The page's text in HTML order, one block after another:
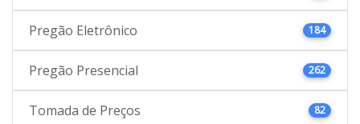
Pregão Eletrônico 184
Pregão Presencial 262
Tomada de Preços 82